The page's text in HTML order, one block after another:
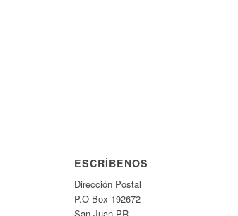
ESCRÍBENOS
Dirección Postal
P.O Box 192672